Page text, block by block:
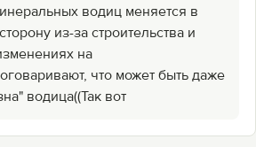
водиц меняется в
из-за строительства и
на
что может быть даже
водица((Так вот